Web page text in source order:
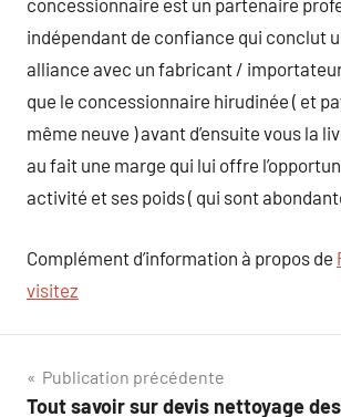
concessionnaire est un partenaire
indépendant de confiance qui conclut
alliance avec un fabricant /
que le concessionnaire hirudinée ( et
même neuve ) avant d’ensuite vous la
au fait une marge qui lui offre
activité et ses poids ( qui sont
Complément d’information à propos de
visitez
Navigation
Publication précédente
Tout savoir sur devis nettoyage